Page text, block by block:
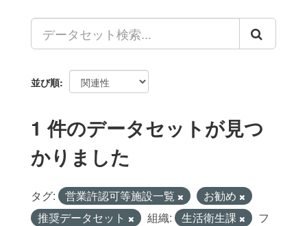
並び順
1 件のデータセットが見つ
かりました
タグ: 営業許認可等施設一覧
お勧め
推奨データセット
組織: 生活衛生課
フ